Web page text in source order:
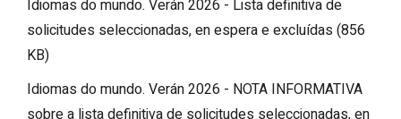
Idiomas do mundo. Verán 2026 - Lista definitiva de
solicitudes seleccionadas, en espera e excluídas (856
KB)
Idiomas do mundo. Verán 2026 - NOTA INFORMATIVA
sobre a lista definitiva de solicitudes seleccionadas, en